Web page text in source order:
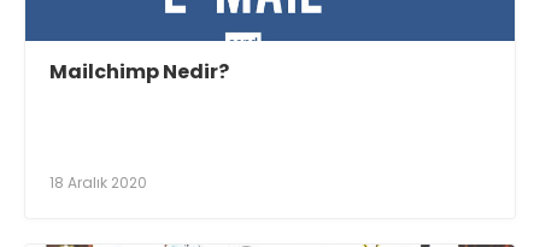
Mailchimp Nedir?
18 Aralık 2020